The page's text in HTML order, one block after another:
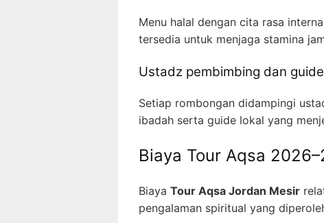
Menu halal dengan cita rasa
tersedia untuk menjaga stamina
Ustadz pembimbing dan
Setiap rombongan didampingi
ibadah serta guide lokal yang
Biaya Tour Aqsa
Biaya Tour Aqsa Jordan Mesir
pengalaman spiritual yang